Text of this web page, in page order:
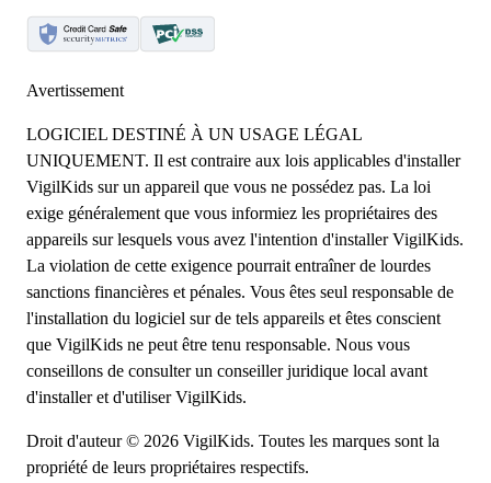
Avertissement
LOGICIEL DESTINÉ À UN USAGE LÉGAL
UNIQUEMENT. Il est contraire aux lois applicables d'installer
VigilKids sur un appareil que vous ne possédez pas. La loi
exige généralement que vous informiez les propriétaires des
appareils sur lesquels vous avez l'intention d'installer VigilKids.
La violation de cette exigence pourrait entraîner de lourdes
sanctions financières et pénales. Vous êtes seul responsable de
l'installation du logiciel sur de tels appareils et êtes conscient
que VigilKids ne peut être tenu responsable. Nous vous
conseillons de consulter un conseiller juridique local avant
d'installer et d'utiliser VigilKids.
Droit d'auteur © 2026 VigilKids. Toutes les marques sont la
propriété de leurs propriétaires respectifs.